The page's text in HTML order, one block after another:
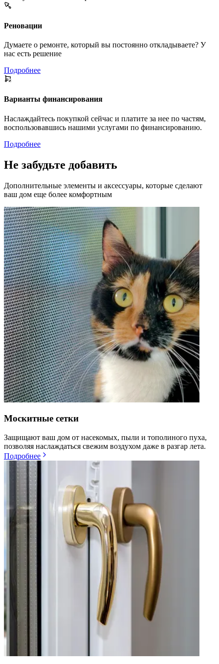
Реновации
Думаете о ремонте, который вы постоянно откладываете? У
нас есть решение
Подробнее
Варианты финансирования
Наслаждайтесь покупкой сейчас и платите за нее по частям,
воспользовавшись нашими услугами по финансированию.
Подробнее
Не забудьте добавить
Дополнительные элементы и аксессуары, которые сделают
ваш дом еще более комфортным
Москитные сетки
Защищают ваш дом от насекомых, пыли и тополиного пуха,
позволяя наслаждаться свежим воздухом даже в разгар лета.
Подробнее